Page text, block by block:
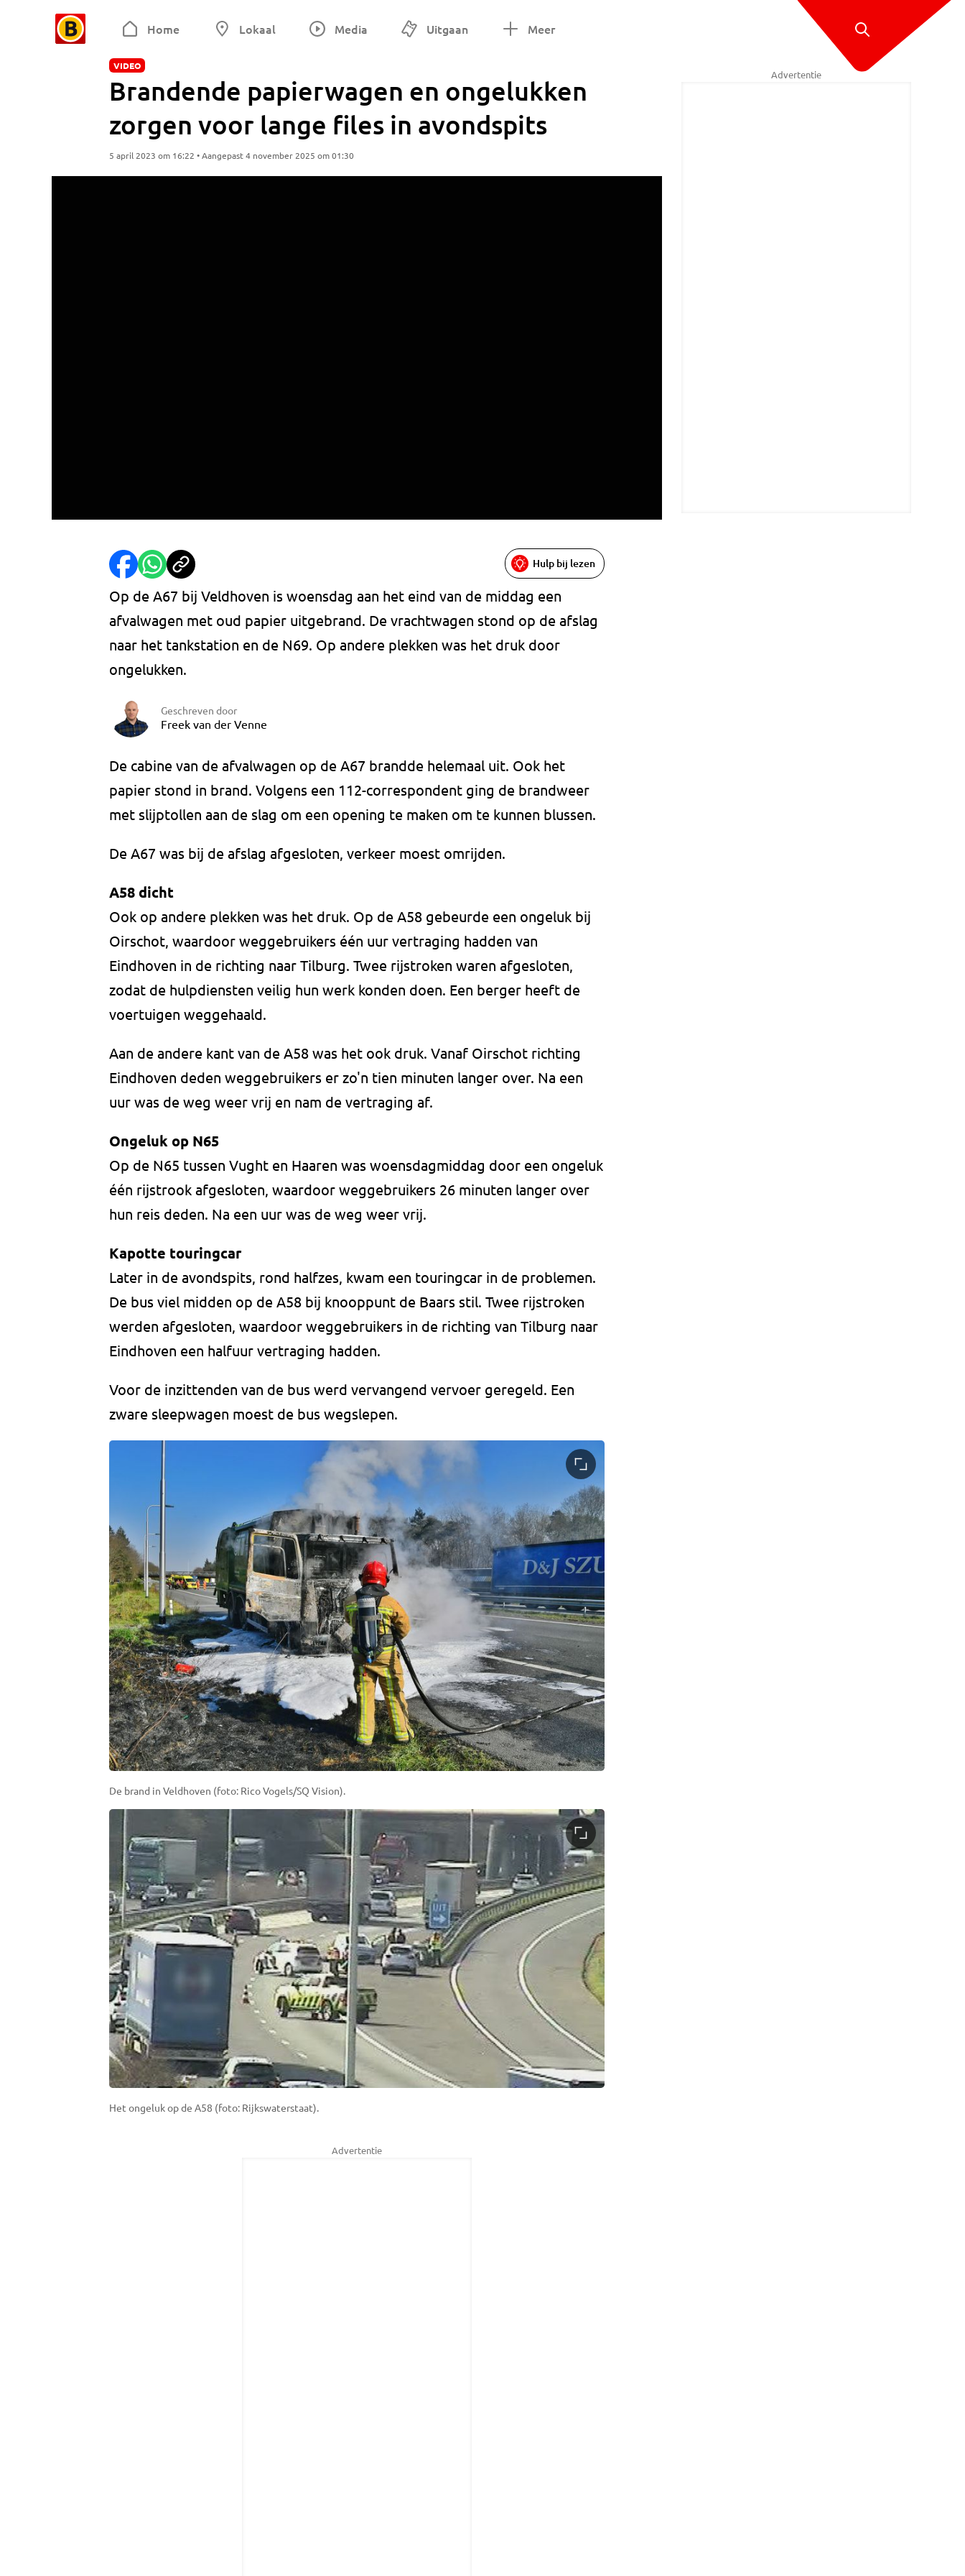
Home Lokaal Media Uitgaan Meer
VIDEO
Brandende papierwagen en ongelukken
zorgen voor lange files in avondspits
5 april 2023 om 16:22 • Aangepast 4 november 2025 om 01:30
Hulp bij lezen
Op de A67 bij Veldhoven is woensdag aan het eind van de middag een
afvalwagen met oud papier uitgebrand. De vrachtwagen stond op de afslag
naar het tankstation en de N69. Op andere plekken was het druk door
ongelukken.
Geschreven door
Freek van der Venne
De cabine van de afvalwagen op de A67 brandde helemaal uit. Ook het
papier stond in brand. Volgens een 112-correspondent ging de brandweer
met slijptollen aan de slag om een opening te maken om te kunnen blussen.
De A67 was bij de afslag afgesloten, verkeer moest omrijden.
A58 dicht
Ook op andere plekken was het druk. Op de A58 gebeurde een ongeluk bij
Oirschot, waardoor weggebruikers één uur vertraging hadden van
Eindhoven in de richting naar Tilburg. Twee rijstroken waren afgesloten,
zodat de hulpdiensten veilig hun werk konden doen. Een berger heeft de
voertuigen weggehaald.
Aan de andere kant van de A58 was het ook druk. Vanaf Oirschot richting
Eindhoven deden weggebruikers er zo'n tien minuten langer over. Na een
uur was de weg weer vrij en nam de vertraging af.
Ongeluk op N65
Op de N65 tussen Vught en Haaren was woensdagmiddag door een ongeluk
één rijstrook afgesloten, waardoor weggebruikers 26 minuten langer over
hun reis deden. Na een uur was de weg weer vrij.
Kapotte touringcar
Later in de avondspits, rond halfzes, kwam een touringcar in de problemen.
De bus viel midden op de A58 bij knooppunt de Baars stil. Twee rijstroken
werden afgesloten, waardoor weggebruikers in de richting van Tilburg naar
Eindhoven een halfuur vertraging hadden.
Voor de inzittenden van de bus werd vervangend vervoer geregeld. Een
zware sleepwagen moest de bus wegslepen.
De brand in Veldhoven (foto: Rico Vogels/SQ Vision).
Het ongeluk op de A58 (foto: Rijkswaterstaat).
Advertentie
Advertentie